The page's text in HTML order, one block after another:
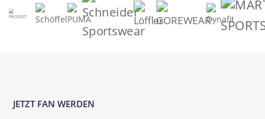
JETZT FAN WERDEN